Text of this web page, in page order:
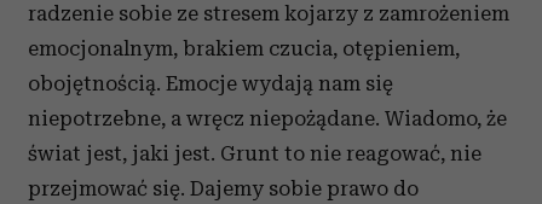
radzenie sobie ze stresem kojarzy z zamrożeniem
emocjonalnym, brakiem czucia, otępieniem,
obojętnością. Emocje wydają nam się
niepotrzebne, a wręcz niepożądane. Wiadomo, że
świat jest, jaki jest. Grunt to nie reagować, nie
przejmować się. Dajemy sobie prawo do